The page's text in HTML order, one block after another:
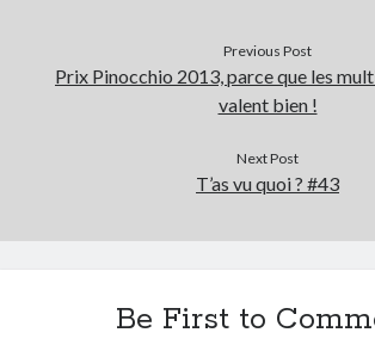
Previous Post
Prix Pinocchio 2013, parce que les
valent bien !
Next Post
T’as vu quoi ? #43
Be First to